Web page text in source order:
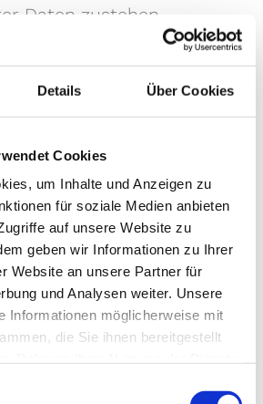
Details Über Cookies
Cookies
um Inhalte und Anzeigen zu
für soziale Medien anbieten
auf unsere Website zu
geben wir Informationen zu Ihrer
Website an unsere Partner für
und Analysen weiter. Unsere
Informationen möglicherweise mit
die Sie ihnen bereitgestellt
Daten zustehen.
die Datenschutzerklärung
herunterladen.
Daten sowie Art und
Möglichkeiten, per
in Kontakt zu treten.
Website